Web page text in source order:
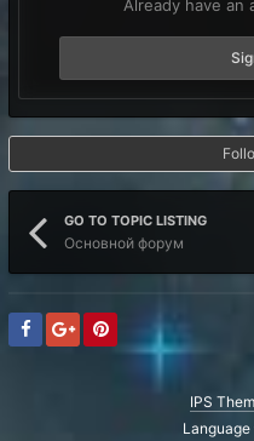
Already have an
GO TO TOPIC LISTING
Основной форум
IPS
Language